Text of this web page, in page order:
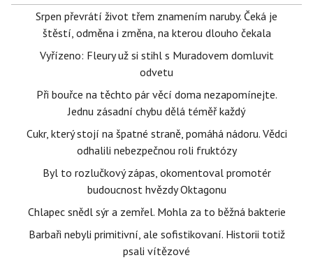
Srpen převrátí život třem znamením naruby. Čeká je
štěstí, odměna i změna, na kterou dlouho čekala
Vyřízeno: Fleury už si stihl s Muradovem domluvit
odvetu
Při bouřce na těchto pár věcí doma nezapomínejte.
Jednu zásadní chybu dělá téměř každý
Cukr, který stojí na špatné straně, pomáhá nádoru. Vědci
odhalili nebezpečnou roli fruktózy
Byl to rozlučkový zápas, okomentoval promotér
budoucnost hvězdy Oktagonu
Chlapec snědl sýr a zemřel. Mohla za to běžná bakterie
Barbaři nebyli primitivní, ale sofistikovaní. Historii totiž
psali vítězové